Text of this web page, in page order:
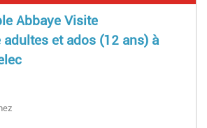
Abbaye Visite
et ados (12 ans) à